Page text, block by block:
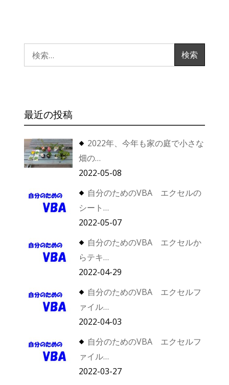
索:
最近の投稿
2022年、今年も家の庭で小さな
畑の…
2022-05-08
自分のためのVBA エクセルの
シート…
2022-05-07
自分のためのVBA エクセルか
らテキ…
2022-04-29
自分のためのVBA エクセルフ
ァイル…
2022-04-03
自分のためのVBA エクセルフ
ァイル…
2022-03-27